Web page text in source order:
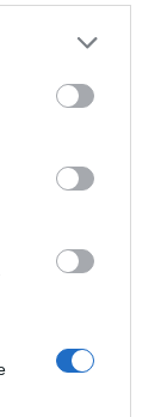
en el centro de una
Hablando al
negociador,